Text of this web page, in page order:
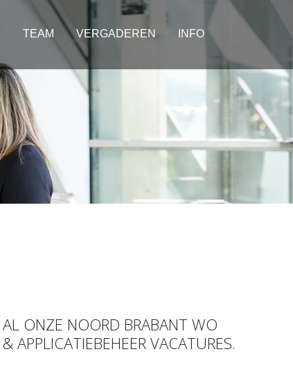
TEAM VERGADEREN INFO
ONZE NOORD BRABANT WO
APPLICATIEBEHEER VACATURES.